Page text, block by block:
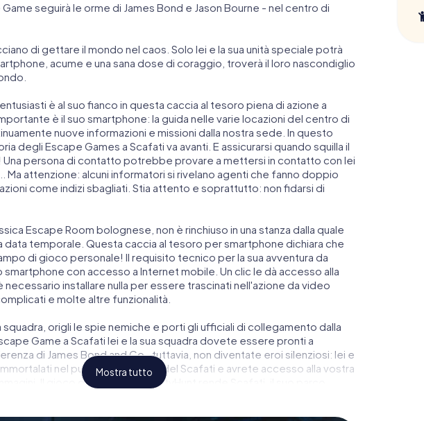
seguirà le orme di James Bond e Jason Bourne - nel centro di
di gettare il mondo nel caos. Solo lei e la sua unità speciale potrà
acume e una sana dose di coraggio, troverà il loro nascondiglio
è al suo fianco in questa caccia al tesoro piena di azione a
è il suo smartphone: la guida nelle varie locazioni del centro di
nuove informazioni e missioni dalla nostra sede. In questo
degli Escape Games a Scafati va avanti. E assicurarsi quando squilla il
persona di contatto potrebbe provare a mettersi in contatto con lei
Ma attenzione: alcuni informatori si rivelano agenti che fanno doppio
come indizi sbagliati. Stia attento e soprattutto: non fidarsi di
Escape Room bolognese, non è rinchiuso in una stanza dalla quale
data temporale. Questa caccia al tesoro per smartphone dichiara che
di gioco personale! Il requisito tecnico per la sua avventura da
smartphone con accesso a Internet mobile. Un clic le dà accesso alla
necessario installare nulla per essere trascinati nell'azione da video
e molte altre funzionalità.
squadra, origli le spie nemiche e porti gli ufficiali di collegamento dalla
Game a Scafati lei e la sua squadra dovete essere pronti a
di James Bond and Co., tuttavia, non diventate eroi silenziosi: lei e
nel punteggio più alto del Scafati e avrete accesso alla vostra
Il gioco di Escape di myCityHunt rende Scafati, il suo parco
Mostra tutto